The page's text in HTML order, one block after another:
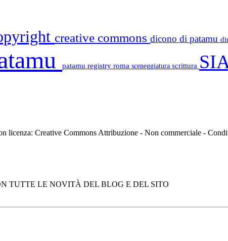
creative commons dicono di patamu
patamu registry roma sceneggiatura scrittura
licenza: Creative Commons Attribuzione - Non commerciale -
TUTTE LE NOVITÀ DEL BLOG E DEL SITO